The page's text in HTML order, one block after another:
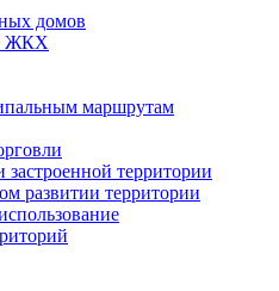
домов
ЖКХ
маршрутам
территории
развитии территории